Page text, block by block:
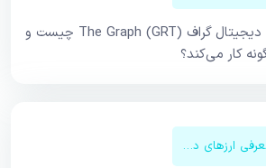
ارز دیجیتال گراف The Graph (GRT) چیست و
کار می‌کند؟
معرفی ارزهای دیجیتال